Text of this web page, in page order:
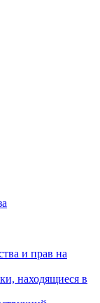
и прав на
находящиеся в